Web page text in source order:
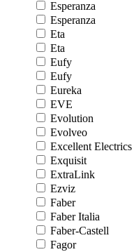
Esperanza
Esperanza
Eta
Eta
Eufy
Eufy
Eureka
EVE
Evolution
Evolveo
Excellent Electrics
Exquisit
ExtraLink
Ezviz
Faber
Faber Italia
Faber-Castell
Fagor